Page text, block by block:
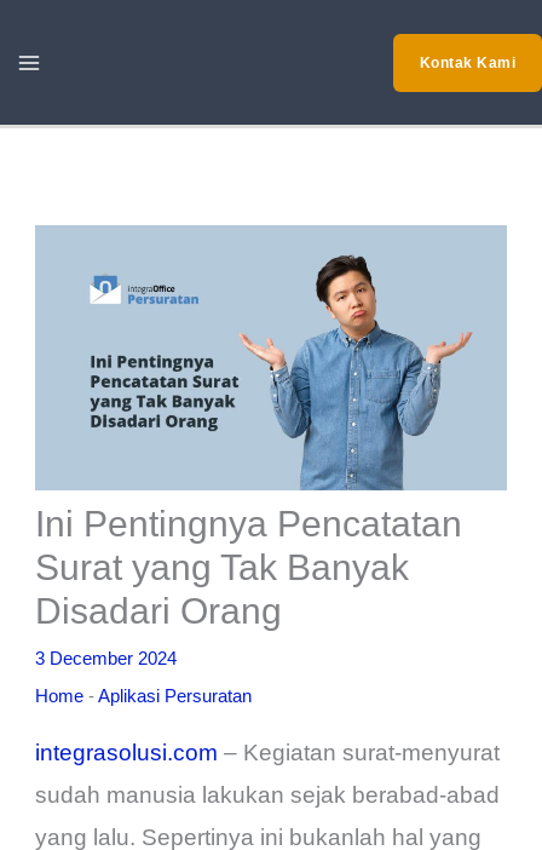
Kontak Kami
Ini Pentingnya Pencatatan
Surat yang Tak Banyak
Disadari Orang
3 December 2024
Home -Aplikasi Persuratan
integrasolusi.com – Kegiatan surat-menyurat
sudah manusia lakukan sejak berabad-abad
yang lalu. Sepertinya ini bukanlah hal yang